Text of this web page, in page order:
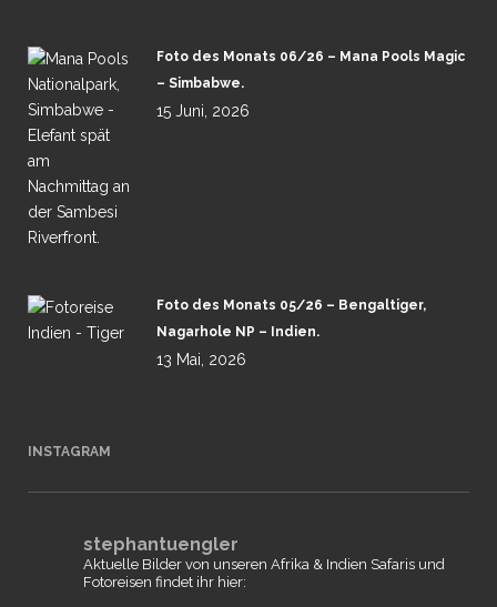
Foto des Monats 06/26 – Mana Pools Magic
– Simbabwe.
15 Juni, 2026
Foto des Monats 05/26 – Bengaltiger,
Nagarhole NP – Indien.
13 Mai, 2026
INSTAGRAM
stephantuengler
Aktuelle Bilder von unseren Afrika & Indien Safaris und
Fotoreisen findet ihr hier: